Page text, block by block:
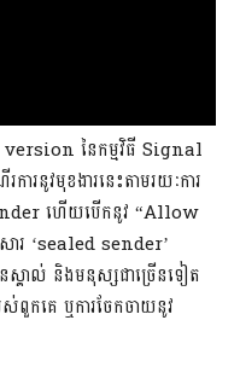
version នៃកម្មវិធី Signal
រនូវមុខងារនេះតាមរយៈការ
ហើយបើកនូវ “Allow
‘sealed sender’
ាល់ និងមនុស្សជាច្រើនទៀត
ពួកគេ ឬការចែកចាយនូវ